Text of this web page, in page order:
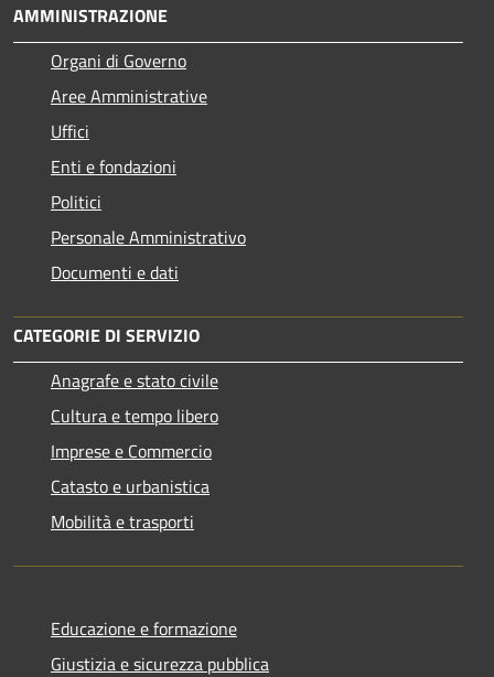
AMMINISTRAZIONE
Organi di Governo
Aree Amministrative
Uffici
Enti e fondazioni
Politici
Personale Amministrativo
Documenti e dati
CATEGORIE DI SERVIZIO
Anagrafe e stato civile
Cultura e tempo libero
Imprese e Commercio
Catasto e urbanistica
Mobilità e trasporti
Educazione e formazione
Giustizia e sicurezza pubblica